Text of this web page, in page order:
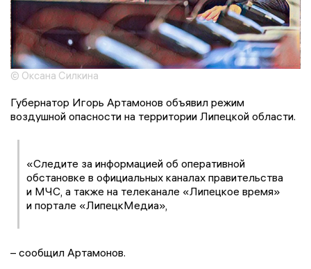
© Оксана Силкина
Губернатор Игорь Артамонов объявил режим
воздушной опасности на территории Липецкой области.
«Следите за информацией об оперативной
обстановке в официальных каналах правительства
и МЧС, а также на телеканале «Липецкое время»
и портале «ЛипецкМедиа»,
– сообщил Артамонов.